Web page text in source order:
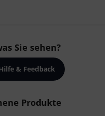
Sie sehen?
& Feedback
Produkte